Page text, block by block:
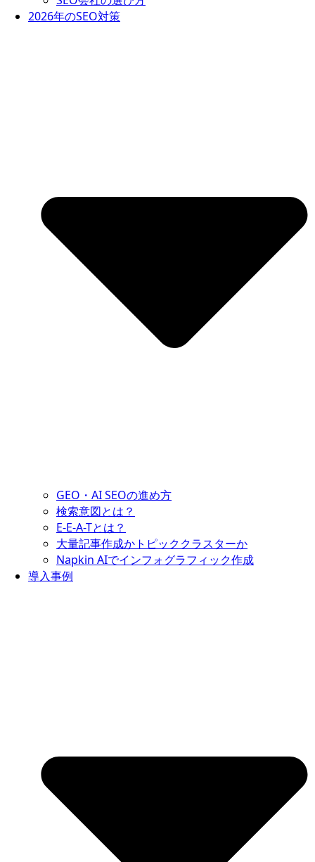
2026年のSEO対策
GEO・AI SEOの進め方
検索意図とは？
E-E-A-Tとは？
大量記事作成かトピッククラスターか
Napkin AIでインフォグラフィック作成
導入事例